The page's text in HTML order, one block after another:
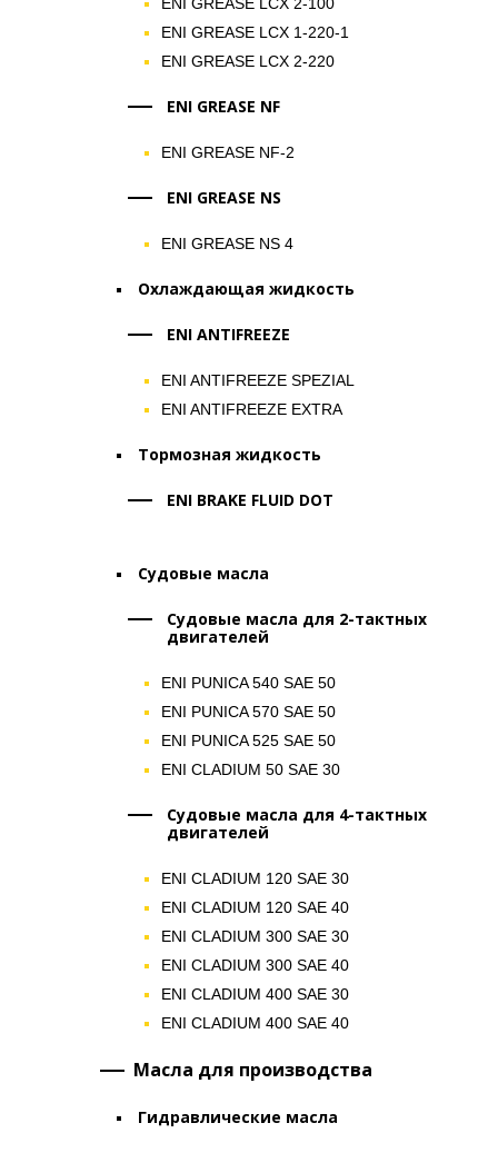
ENI GREASE LCX 1-220-1
ENI GREASE LCX 2-220
ENI GREASE NF
ENI GREASE NF-2
ENI GREASE NS
ENI GREASE NS 4
Охлаждающая жидкость
ENI ANTIFREEZE
ENI ANTIFREEZE SPEZIAL
ENI ANTIFREEZE EXTRA
Тормозная жидкость
ENI BRAKE FLUID DOT
Судовые масла
Судовые масла для 2-тактных
двигателей
ENI PUNICA 540 SAE 50
ENI PUNICA 570 SAE 50
ENI PUNICA 525 SAE 50
ENI CLADIUM 50 SAE 30
Судовые масла для 4-тактных
двигателей
ENI CLADIUM 120 SAE 30
ENI CLADIUM 120 SAE 40
ENI CLADIUM 300 SAE 30
ENI CLADIUM 300 SAE 40
ENI CLADIUM 400 SAE 30
ENI CLADIUM 400 SAE 40
Масла для производства
Гидравлические масла